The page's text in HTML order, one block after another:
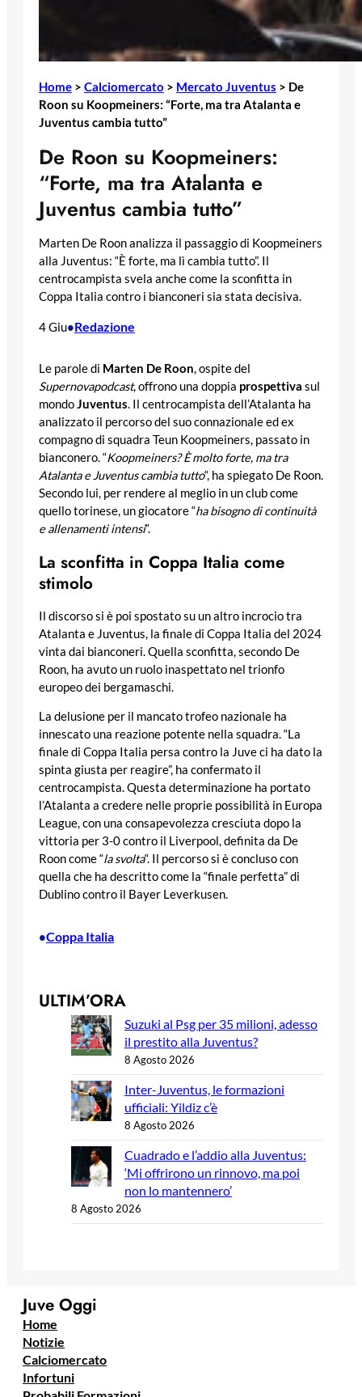
Home > Calciomercato > Mercato Juventus > De
Roon su Koopmeiners: “Forte, ma tra Atalanta e
Juventus cambia tutto”
De Roon su Koopmeiners:
“Forte, ma tra Atalanta e
Juventus cambia tutto”
Marten De Roon analizza il passaggio di Koopmeiners
alla Juventus: “È forte, ma lì cambia tutto”. Il
centrocampista svela anche come la sconfitta in
Coppa Italia contro i bianconeri sia stata decisiva.
4 Giu•Redazione
Le parole di Marten De Roon, ospite del
Supernovapodcast, offrono una doppia prospettiva sul
mondoJuventus. Il centrocampista dell’Atalanta ha
analizzato il percorso del suo connazionale ed ex
compagno di squadra Teun Koopmeiners, passato in
bianconero. “Koopmeiners? È molto forte, ma tra
Atalanta e Juventus cambia tutto“, ha spiegato De Roon.
Secondo lui, per rendere al meglio in un club come
quello torinese, un giocatore “ha bisogno di continuità
e allenamenti intensi“.
La sconfitta in Coppa Italia come
stimolo
Il discorso si è poi spostato su un altro incrocio tra
Atalanta e Juventus, la finale di Coppa Italia del 2024
vinta dai bianconeri. Quella sconfitta, secondo De
Roon, ha avuto un ruolo inaspettato nel trionfo
europeo dei bergamaschi.
La delusione per il mancato trofeo nazionale ha
innescato una reazione potente nella squadra. “La
finale di Coppa Italia persa contro la Juve ci ha dato la
spinta giusta per reagire”, ha confermato il
centrocampista. Questa determinazione ha portato
l’Atalanta a credere nelle proprie possibilità in Europa
League, con una consapevolezza cresciuta dopo la
vittoria per 3-0 contro il Liverpool, definita da De
Roon come “la svolta“. Il percorso si è concluso con
quella che ha descritto come la “finale perfetta” di
Dublino contro il Bayer Leverkusen.
•Coppa Italia
ULTIM’ORA
Suzuki al Psg per 35 milioni, adesso
il prestito alla Juventus?
8 Agosto 2026
Inter-Juventus, le formazioni
ufficiali: Yildiz c’è
8 Agosto 2026
Cuadrado e l’addio alla Juventus:
‘Mi offrirono un rinnovo, ma poi
non lo mantennero’
8 Agosto 2026
Juve Oggi
Home
Notizie
Calciomercato
Infortuni